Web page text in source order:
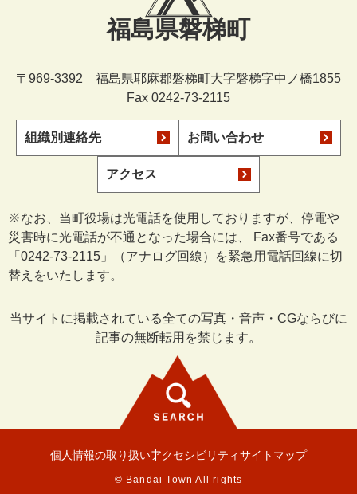
福島県磐梯町
〒969-3392 福島県耶麻郡磐梯町大字磐梯字中ノ橋1855
Fax 0242-73-2115
組織別連絡先 お問い合わせ
アクセス
※なお、当町役場は光電話を使用しておりますが、停電や
災害時に光電話が不通となった場合には、 Fax番号である
「0242-73-2115」（アナログ回線）を緊急用電話回線に切
替えをいたします。
当サイトに掲載されている全ての写真・音声・CGならびに
記事の無断転用を禁じます。
個人情報の取り扱いアクセシビリティサイトマップ
© Bandai Town All rights